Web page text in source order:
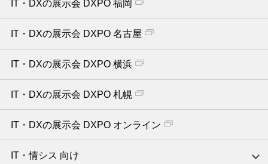
IT・DXの展示会 DXPO 福岡
IT・DXの展示会 DXPO 名古屋
IT・DXの展示会 DXPO 横浜
IT・DXの展示会 DXPO 札幌
IT・DXの展示会 DXPO オンライン
IT・情シス 向け